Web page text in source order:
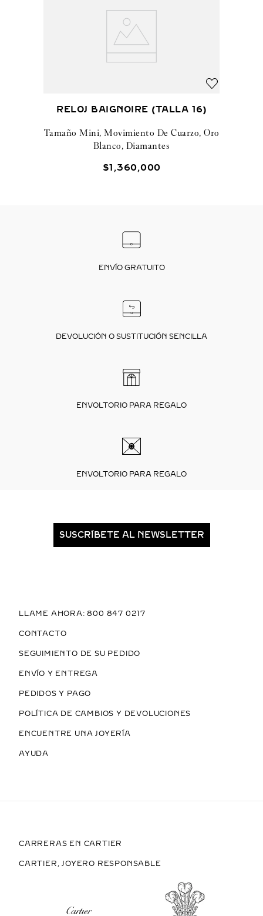
RELOJ BAIGNOIRE (TALLA 16)
Tamaño Mini, Movimiento De Cuarzo, Oro
Blanco, Diamantes
$1 ,360,000
ENVÍO GRATUITO
DEVOLUCIÓN O SUSTITUCIÓN SENCILLA
ENVOLTORIO PARA REGALO
ENVOLTORIO PARA REGALO
SUSCRÍBETE AL NEWSLETTER
LLAME AHORA: 800 847 0217
CONTACTO
SEGUIMIENTO DE SU PEDIDO
ENVÍO Y ENTREGA
PEDIDOS Y PAGO
POLÍTICA DE CAMBIOS Y DEVOLUCIONES
ENCUENTRE UNA JOYERÍA
AYUDA
CARRERAS EN CARTIER
CARTIER, JOYERO RESPONSABLE